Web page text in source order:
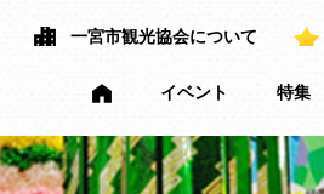
一宮市観光協会について
イベント 特集